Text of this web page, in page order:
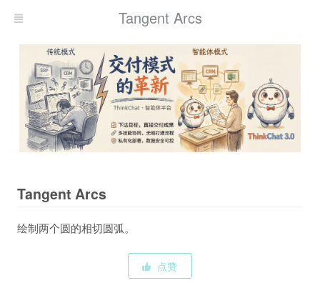
Tangent Arcs
Tangent Arcs
绘制两个圆的相切圆弧。
点赞